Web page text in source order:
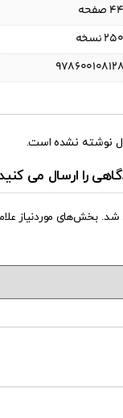
صفحه
نسخه
نوشته نشده است.
را ارسال می
شد. بخش‌های موردنیاز